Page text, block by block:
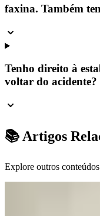
faxina. Também
Tenho direito à
voltar do acidente?
📚 Artigos
Explore outros